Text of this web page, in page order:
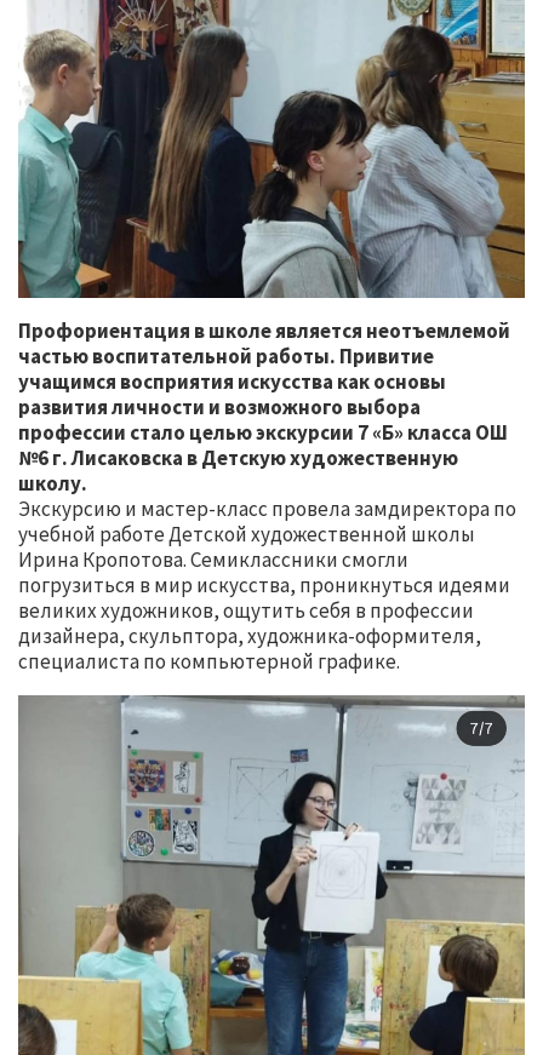
Профориентация в школе является неотъемлемой
частью воспитательной работы. Привитие
учащимся восприятия искусства как основы
развития личности и возможного выбора
профессии стало целью экскурсии 7 «Б» класса ОШ
№6 г. Лисаковска в Детскую художественную
школу.
Экскурсию и мастер-класс провела замдиректора по
учебной работе Детской художественной школы
Ирина Кропотова. Семиклассники смогли
погрузиться в мир искусства, проникнуться идеями
великих художников, ощутить себя в профессии
дизайнера, скульптора, художника-оформителя,
специалиста по компьютерной графике.